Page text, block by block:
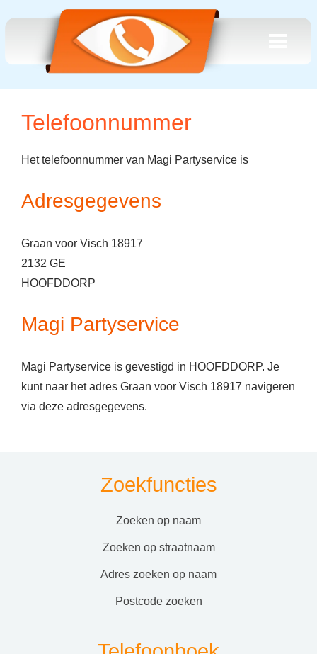
Telefoonnummer
Het telefoonnummer van Magi Partyservice is
Adresgegevens
Graan voor Visch 18917
2132 GE
HOOFDDORP
Magi Partyservice
Magi Partyservice is gevestigd in HOOFDDORP. Je
kunt naar het adres Graan voor Visch 18917 navigeren
via deze adresgegevens.
Zoekfuncties
zoeken op naam
zoeken op straatnaam
adres zoeken op naam
postcode zoeken